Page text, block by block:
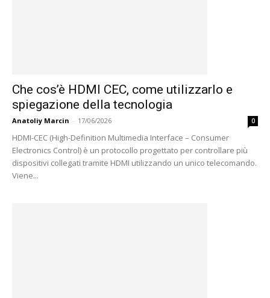
Che cos’è HDMI CEC, come utilizzarlo e
spiegazione della tecnologia
Anatoliy Marcin - 17/06/2026 0
HDMI-CEC (High-Definition Multimedia Interface – Consumer
Electronics Control) è un protocollo progettato per controllare più
dispositivi collegati tramite HDMI utilizzando un unico telecomando.
Viene...